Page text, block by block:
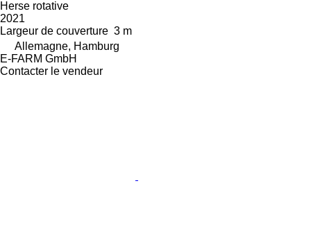
Herse rotative
2021
Largeur de couverture 3 m
Allemagne, Hamburg
E-FARM GmbH
Contacter le vendeur